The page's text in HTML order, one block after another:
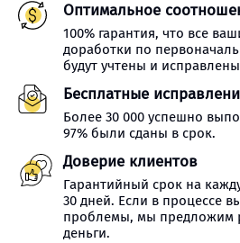
Оптимальное
100% гарантия, что все
доработки по
будут учтены и
Бесплатные
Более 30 000 успешно
97% были сданы в срок.
Доверие клиентов
Гарантийный срок на
30 дней. Если в процессе
проблемы, мы предложим
деньги.